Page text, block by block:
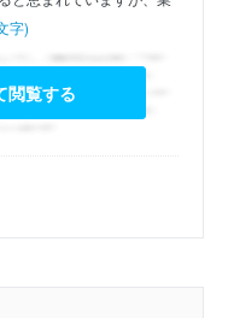
字)
閲覧する